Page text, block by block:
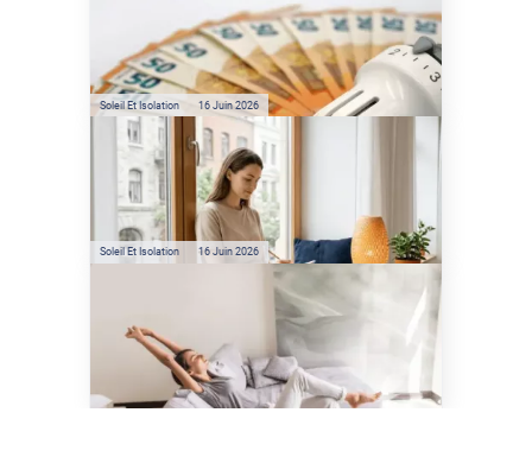
Film anti-chaleur : quelles
sont les économies d’énergie
réelles ?
Soleil Et Isolation 16 Juin 2026
Préservez votre logement de
la chaleur : les conseils de
Jamy de C'est Pas Sorcier
Soleil Et Isolation 16 Juin 2026
Comment protéger sa
maison de la chaleur sans
climatisation ?